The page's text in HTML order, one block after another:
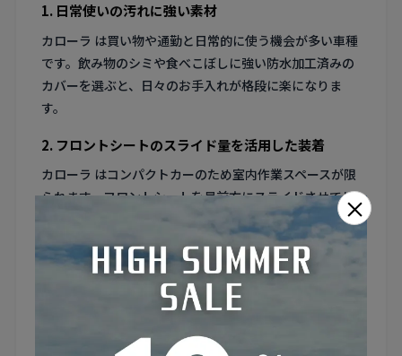
1. 日常使いの汚れに強い素材
カローラ は買い物や通勤と日常的に使う機会が多い車種
です。飲み物のシミや食べこぼしに強い防水加工済みの
カバーを選ぶと、日々のお手入れが格段に楽になりま
す。
2. フロントシートのスライド量を活用した装着
カローラ はコンパクトカーのため室内作業スペースが限
られます。フロントシートを最前方にスライドさせてリ
ア側から作業すると、背面のカバー装着が格段にやりや
すくなります。
3. 純正シートの色味とのマッチング
カローラ の内装はブラックやグレー系が主流ですが、シ
×